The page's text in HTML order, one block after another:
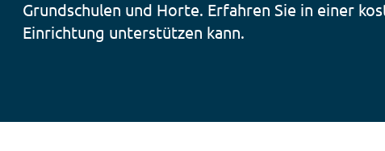
Grundschulen und Horte. Erfahren Sie in einer
Einrichtung unterstützen kann.